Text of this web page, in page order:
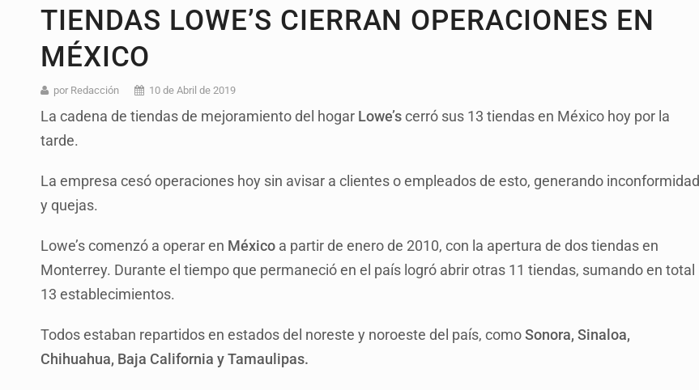
TIENDAS LOWE’S CIERRAN OPERACIONES EN
MÉXICO
por Redacción 10 de Abril de 2019
La cadena de tiendas de mejoramiento del hogar Lowe’scerró sus 13 tiendas en México hoy por la
tarde.
La empresa cesó operaciones hoy sin avisar a clientes o empleados de esto, generando inconformidad
y quejas.
Lowe’s comenzó a operar en México a partir de enero de 2010, con la apertura de dos tiendas en
Monterrey. Durante el tiempo que permaneció en el país logró abrir otras 11 tiendas, sumando en total
13 establecimientos.
Todos estaban repartidos en estados del noreste y noroeste del país, comoSonora, Sinaloa,
Chihuahua, Baja California y Tamaulipas.